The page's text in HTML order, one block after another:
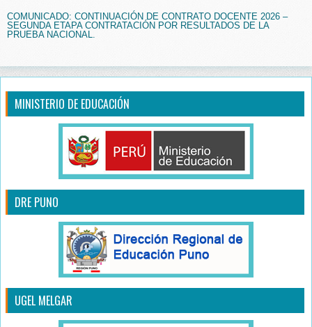
COMUNICADO: CONTINUACIÓN DE CONTRATO DOCENTE 2026 –
SEGUNDA ETAPA CONTRATACIÓN POR RESULTADOS DE LA
PRUEBA NACIONAL.
MINISTERIO DE EDUCACIÓN
DRE PUNO
UGEL MELGAR